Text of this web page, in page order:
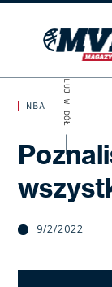
NBA
9/2/2022
SKROLUJ W DÓŁ